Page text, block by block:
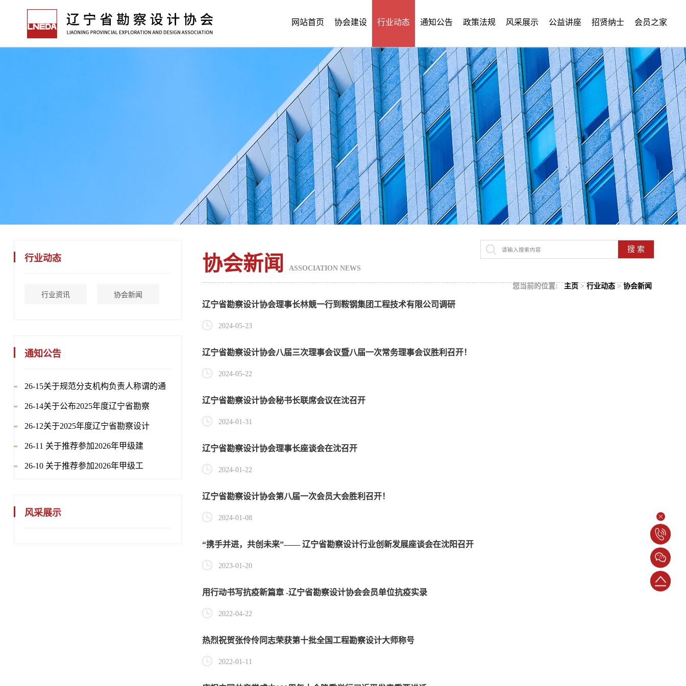
网站首页 协会建设 行业动态 通知公告 政策法规 风采展示 公益讲座 招贤纳士 会员之家
电
话：
024-
返
行业动态
行业资讯 协会新闻
通知公告
26-15关于规范分支机构负责人称谓的通
26-14关于公布2025年度辽宁省勘察
26-12关于2025年度辽宁省勘察设计
26-11 关于推荐参加2026年甲级建
26-10 关于推荐参加2026年甲级工
风采展示
搜 索
协会新闻 ASSOCIATION NEWS
您当前的位置: 主页 >行业动态 >协会新闻
辽宁省勘察设计协会理事长林競一行到鞍钢集团工程技术有限公司调研
2024-05-23
辽宁省勘察设计协会八届三次理事会议暨八届一次常务理事会议胜利召开！
2024-05-22
辽宁省勘察设计协会秘书长联席会议在沈召开
2024-01-31
辽宁省勘察设计协会理事长座谈会在沈召开
2024-01-22
辽宁省勘察设计协会第八届一次会员大会胜利召开！
2024-01-08
“携手并进，共创未来”—— 辽宁省勘察设计行业创新发展座谈会在沈阳召开
2023-01-20
用行动书写抗疫新篇章 -辽宁省勘察设计协会会员单位抗疫实录
2022-04-22
热烈祝贺张伶伶同志荣获第十批全国工程勘察设计大师称号
2022-01-11